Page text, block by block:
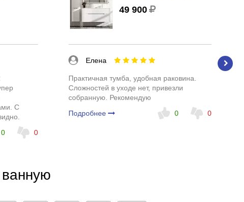
С
0 0
49 900
Елена
Практичная тумба, удобная раковина.
Сложностей в уходе нет, привезли
собранную. Рекомендую
Подробнее
0 0